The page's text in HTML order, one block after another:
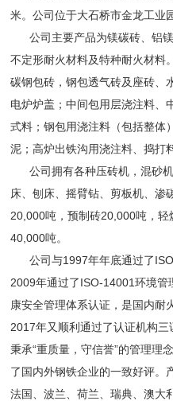
米。公司位于大石桥市金龙工业
公司主要产品为镁碳砖、铝镁
不定形耐火材料及特种耐火材料
碳钢包砖，钢包透气砖及座砖、
电炉炉盖；中间包用层浇注料、
式料；钢包用浇注料（包括整体
泥；高炉出铁沟用浇注料、捣打
公司拥有各种压砖机，混砂机
床、刨床、摇臂钻、剪板机、渗
20,000吨，预制砖20,000吨，
40,000吨。
公司与1997年年底通过了
2009年通过了ISO-14001环境
康安全管理体系认证，是国内耐
2017年又顺利通过了认证机构
秉承“重质量，守信誉”的管理理
了国内外钢铁企业的一致好评。
法国、波兰、荷兰、瑞典、澳大